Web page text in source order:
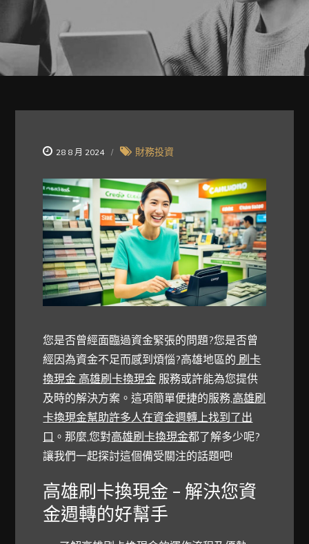
28 8 月 2024 財務投資
您是否曾經面臨過資金緊張的問題?您是否曾
經因為資金不足而感到煩惱?高雄地區的 刷卡
換現金 高雄刷卡換現金 服務或許能為您提供
及時的解決方案。這項簡單便捷的服務, 高雄刷
卡換現金幫助許多人在資金週轉上找到了出
口 。那麼,您對高雄刷卡換現金都了解多少呢?
讓我們一起探討這個備受關注的話題吧!
高雄刷卡換現金 – 解決您資
金週轉的好幫手